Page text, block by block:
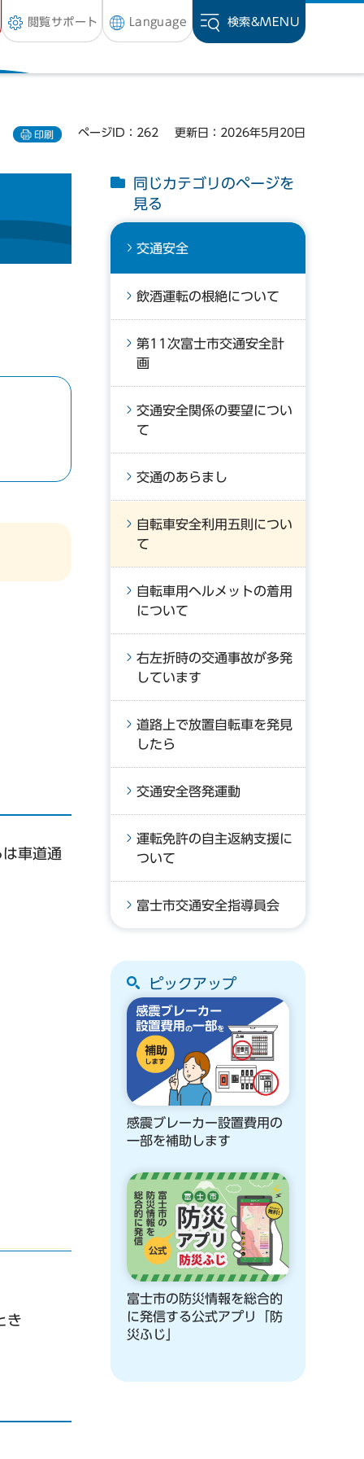
閲覧サポート Language 検索&MENU
印刷 ページID：262 更新日：2026年5月20日
車道通
き
同じカテゴリのページを
見る
交通安全
飲酒運転の根絶について
第11次富士市交通安全計
画
交通安全関係の要望につい
て
交通のあらまし
自転車安全利用五則につい
て
自転車用ヘルメットの着用
について
右左折時の交通事故が多発
しています
道路上で放置自転車を発見
したら
交通安全啓発運動
運転免許の自主返納支援に
ついて
富士市交通安全指導員会
ピックアップ
感震ブレーカー設置費用の
一部を補助します
富士市の防災情報を総合的
に発信する公式アプリ「防
災ふじ」